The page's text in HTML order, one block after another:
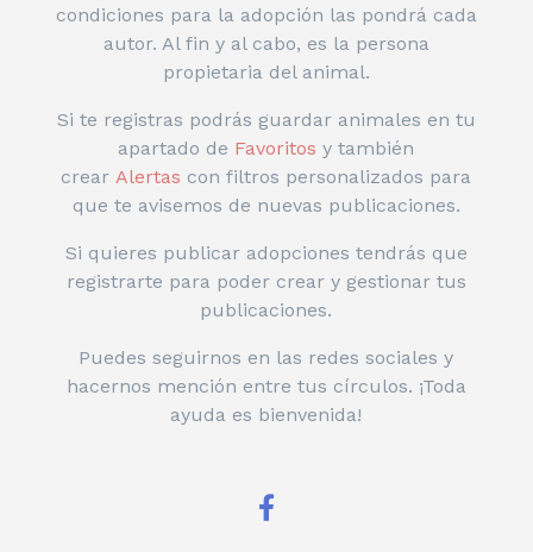
condiciones para la adopción las pondrá cada
autor. Al fin y al cabo, es la persona
propietaria del animal.
Si te registras podrás guardar animales en tu
apartado de Favoritos y también
crear Alertas con filtros personalizados para
que te avisemos de nuevas publicaciones.
Si quieres publicar adopciones tendrás que
registrarte para poder crear y gestionar tus
publicaciones.
Puedes seguirnos en las redes sociales y
hacernos mención entre tus círculos. ¡Toda
ayuda es bienvenida!